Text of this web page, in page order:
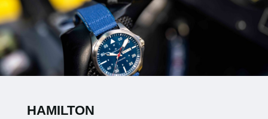
HAMILTON